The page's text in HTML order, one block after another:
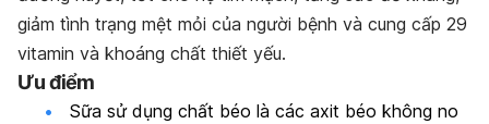
giảm tình trạng mệt mỏi của người bệnh và cung cấp 29
vitamin và khoáng chất thiết yếu.
Ưu điểm
Sữa sử dụng chất béo là các axit béo không no